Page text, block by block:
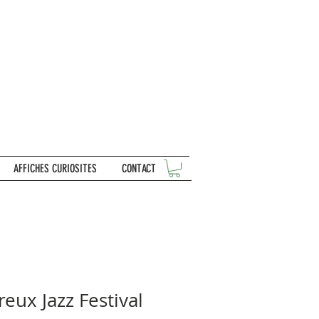
AFFICHES CURIOSITES CONTACT
Jazz Festival